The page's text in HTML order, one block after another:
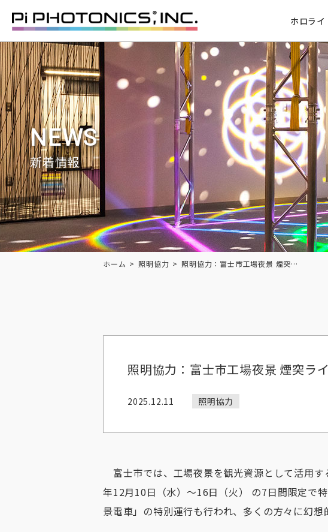
ホロラ
NEWS
新着情報
ホーム 照明協力 照明協力：富士市工場夜景 煙突ライトアップ@静岡県富士市
照明協力：富士市工場夜景 煙突ラ
2025.12.11 照明協力
富士市では、工場夜景を観光資源として活用
年12月10日（水）〜16日（火） の7日間限定で
景電車」の特別運行も行われ、多くの方々に幻想